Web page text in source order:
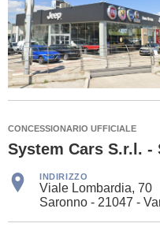
CONCESSIONARIO UFFICIALE
System Cars S.r.l. -
INDIRIZZO
Viale Lombardia, 70
Saronno - 21047 -